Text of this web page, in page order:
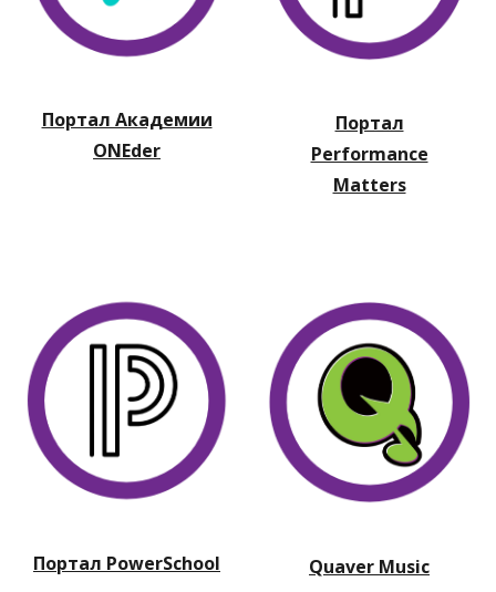
Портал Академии
ONEder
Портал
Performance
Matters
Портал PowerSchool Quaver Music